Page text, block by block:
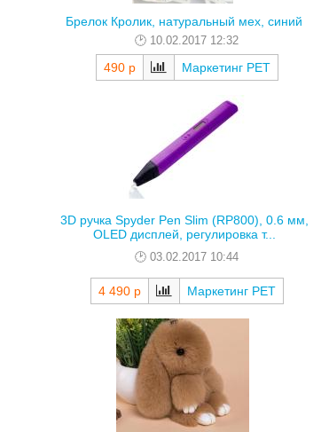
Брелок Кролик, натуральный мех, синий
10.02.2017 12:32
490 р Маркетинг РЕТ
3D ручка Spyder Pen Slim (RP800), 0.6 мм,
OLED дисплей, регулировка т...
03.02.2017 10:44
4 490 р Маркетинг РЕТ